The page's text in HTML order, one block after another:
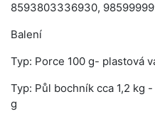
8593803336930,
Balení
Typ: Porce 100 g- plastová
Typ: Půl bochník cca 1,2 kg
g